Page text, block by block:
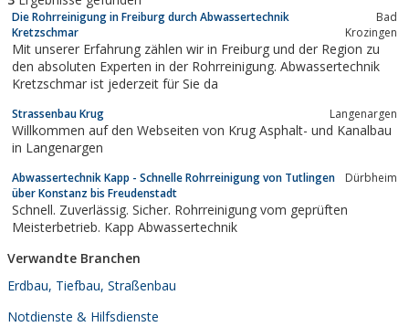
Die Rohrreinigung in Freiburg durch Abwassertechnik
Kretzschmar
Bad
Krozingen
Mit unserer Erfahrung zählen wir in Freiburg und der Region zu
den absoluten Experten in der Rohrreinigung. Abwassertechnik
Kretzschmar ist jederzeit für Sie da
Strassenbau Krug Langenargen
Willkommen auf den Webseiten von Krug Asphalt- und Kanalbau
in Langenargen
Abwassertechnik Kapp - Schnelle Rohrreinigung von Tutlingen
über Konstanz bis Freudenstadt
Dürbheim
Schnell. Zuverlässig. Sicher. Rohrreinigung vom geprüften
Meisterbetrieb. Kapp Abwassertechnik
Verwandte Branchen
Erdbau, Tiefbau, Straßenbau
Notdienste & Hilfsdienste